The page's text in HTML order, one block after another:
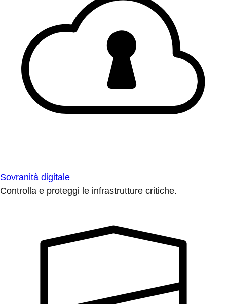
Sovranità digitale
Controlla e proteggi le infrastrutture critiche.